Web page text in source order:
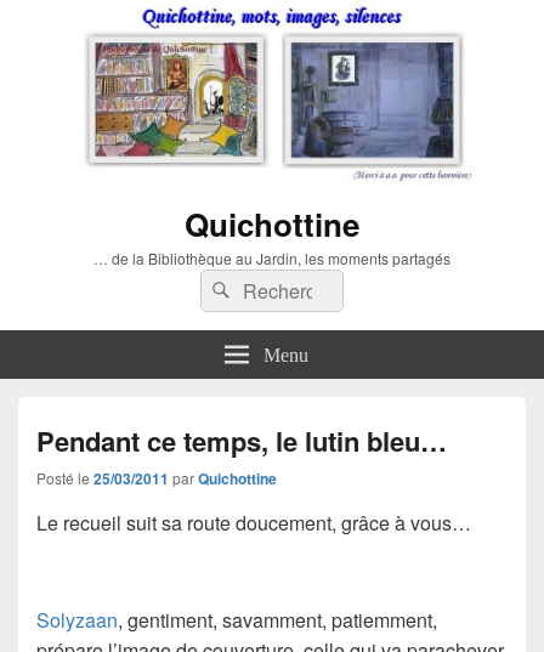
Quichottine
… de la Bibliothèque au Jardin, les moments partagés
Recherche :
Rechercher
Menu
Pendant ce temps, le lutin bleu…
Posté le 25/03/2011 parQuichottine
Le recueil suit sa route doucement, grâce à vous…
Solyzaan, gentiment, savamment, patiemment,